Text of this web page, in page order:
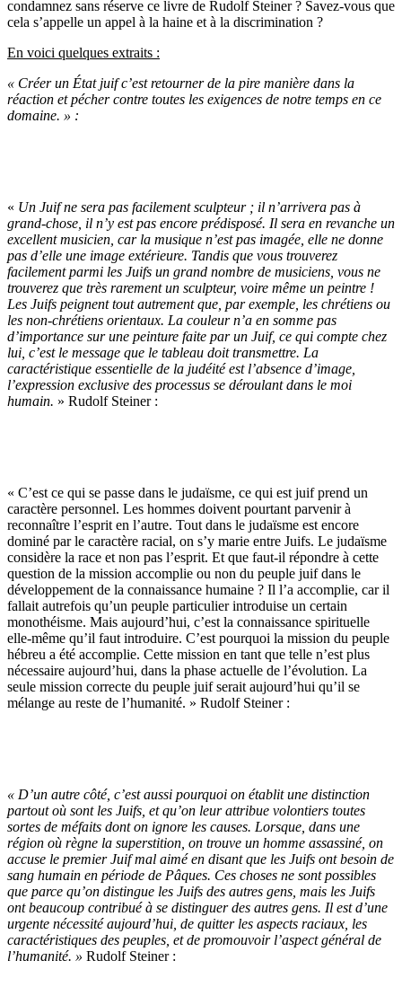
condamnez sans réserve ce livre de Rudolf Steiner ? Savez-vous que
cela s’appelle un appel à la haine et à la discrimination ?
En voici quelques extraits :
« Créer un État juif c’est retourner de la pire manière dans la
réaction et pécher contre toutes les exigences de notre temps en ce
domaine. » :
« Un Juif ne sera pas facilement sculpteur ; il n’arrivera pas à
grand-chose, il n’y est pas encore prédisposé. Il sera en revanche un
excellent musicien, car la musique n’est pas imagée, elle ne donne
pas d’elle une image extérieure. Tandis que vous trouverez
facilement parmi les Juifs un grand nombre de musiciens, vous ne
trouverez que très rarement un sculpteur, voire même un peintre !
Les Juifs peignent tout autrement que, par exemple, les chrétiens ou
les non-chrétiens orientaux. La couleur n’a en somme pas
d’importance sur une peinture faite par un Juif, ce qui compte chez
lui, c’est le message que le tableau doit transmettre. La
caractéristique essentielle de la judéité est l’absence d’image,
l’expression exclusive des processus se déroulant dans le moi
humain. » Rudolf Steiner :
« C’est ce qui se passe dans le judaïsme, ce qui est juif prend un
caractère personnel. Les hommes doivent pourtant parvenir à
reconnaître l’esprit en l’autre. Tout dans le judaïsme est encore
dominé par le caractère racial, on s’y marie entre Juifs. Le judaïsme
considère la race et non pas l’esprit. Et que faut-il répondre à cette
question de la mission accomplie ou non du peuple juif dans le
développement de la connaissance humaine ? Il l’a accomplie, car il
fallait autrefois qu’un peuple particulier introduise un certain
monothéisme. Mais aujourd’hui, c’est la connaissance spirituelle
elle-même qu’il faut introduire. C’est pourquoi la mission du peuple
hébreu a été accomplie. Cette mission en tant que telle n’est plus
nécessaire aujourd’hui, dans la phase actuelle de l’évolution. La
seule mission correcte du peuple juif serait aujourd’hui qu’il se
mélange au reste de l’humanité. » Rudolf Steiner :
« D’un autre côté, c’est aussi pourquoi on établit une distinction
partout où sont les Juifs, et qu’on leur attribue volontiers toutes
sortes de méfaits dont on ignore les causes. Lorsque, dans une
région où règne la superstition, on trouve un homme assassiné, on
accuse le premier Juif mal aimé en disant que les Juifs ont besoin de
sang humain en période de Pâques. Ces choses ne sont possibles
que parce qu’on distingue les Juifs des autres gens, mais les Juifs
ont beaucoup contribué à se distinguer des autres gens. Il est d’une
urgente nécessité aujourd’hui, de quitter les aspects raciaux, les
caractéristiques des peuples, et de promouvoir l’aspect général de
l’humanité. » Rudolf Steiner :